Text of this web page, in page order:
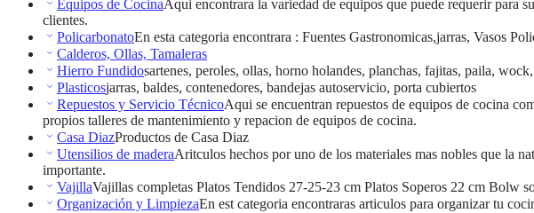
Equipos de CocinaAqui encontrara la variedad de equipos que puede requerir para
clientes.
PolicarbonatoEn esta categoria encontrara : Fuentes Gastronomicas,jarras, Vasos
Calderos, Ollas, Tamaleras
Hierro Fundidosartenes, peroles, ollas, horno holandes, planchas, fajitas, paila,
Plasticosjarras, baldes, contenedores, bandejas autoservicio, porta cubiertos
Repuestos y Servicio TécnicoAqui se encuentran repuestos de equipos de cocina
propios talleres de mantenimiento y repacion de equipos de cocina.
Casa DiazProductos de Casa Diaz
Utensilios de maderaAritculos hechos por uno de los materiales mas nobles que la
importante.
VajillaVajillas completas Platos Tendidos 27-25-23 cm Platos Soperos 22 cm Bolw
Organización y LimpiezaEn est categoria encontraras articulos para organizar tu